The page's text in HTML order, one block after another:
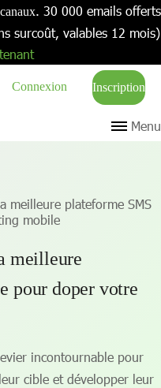
. 30 000 emails offerts
surcoût, valables 12 mois)
Connexion Inscription
Menu
meilleure plateforme SMS
mobile
meilleure
pour doper votre
incontournable pour
cible et développer leur